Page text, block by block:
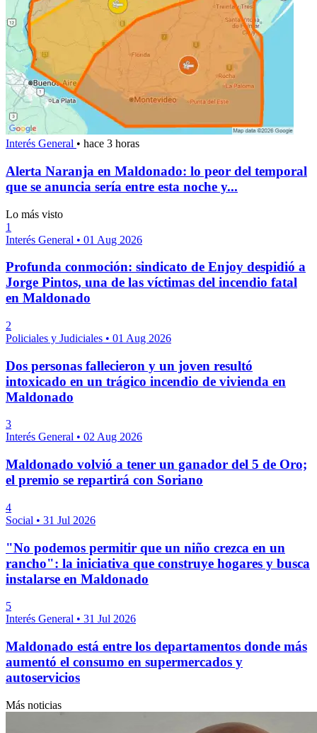
Interés General • hace 3 horas
Alerta Naranja en Maldonado: lo peor del temporal
que se anuncia sería entre esta noche y...
Lo más visto
1
Interés General • 01 Aug 2026
Profunda conmoción: sindicato de Enjoy despidió a
Jorge Pintos, una de las víctimas del incendio fatal
en Maldonado
2
Policiales y Judiciales • 01 Aug 2026
Dos personas fallecieron y un joven resultó
intoxicado en un trágico incendio de vivienda en
Maldonado
3
Interés General • 02 Aug 2026
Maldonado volvió a tener un ganador del 5 de Oro;
el premio se repartirá con Soriano
4
Social • 31 Jul 2026
"No podemos permitir que un niño crezca en un
rancho": la iniciativa que construye hogares y busca
instalarse en Maldonado
5
Interés General • 31 Jul 2026
Maldonado está entre los departamentos donde más
aumentó el consumo en supermercados y
autoservicios
Más noticias